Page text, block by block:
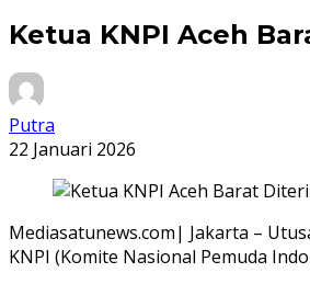
Ketua KNPI Aceh
Putra
22 Januari 2026
Mediasatunews.com| Jakarta –
KNPI (Komite Nasional Pemuda